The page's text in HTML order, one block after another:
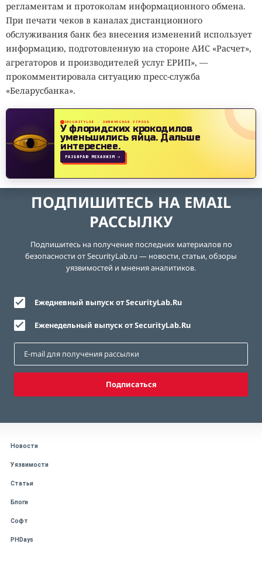
регламентам и протоколам информационного обмена.
При печати чеков в каналах дистанционного
обслуживания банк без внесения изменений использует
информацию, подготовленную на стороне АИС «Расчет»,
агрегаторов и производителей услуг ЕРИП», —
прокомментировала ситуацию пресс-служба
«Беларусбанка».
SECURITYLAB · ХИМИЧЕСКАЯ УГРОЗА
У флоридских крокодилов
уменьшились яйца.Дальше
интереснее.
РАЗБИРАЮ МЕХАНИЗМ →
ПОДПИШИТЕСЬ НА EMAIL
РАССЫЛКУ
Подпишитесь на получение последних материалов по
безопасности от SecurityLab.ru — новости, статьи, обзоры
уязвимостей и мнения аналитиков.
Ежедневный выпуск от SecurityLab.Ru
Еженедельный выпуск от SecurityLab.Ru
Подписаться
Новости
Уязвимости
Статьи
Блоги
Софт
PHDays